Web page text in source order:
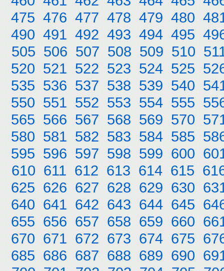
475 476 477 478 479 480
490 491 492 493 494 495
505 506 507 508 509 510
520 521 522 523 524 525
535 536 537 538 539 540
550 551 552 553 554 555
565 566 567 568 569 570
580 581 582 583 584 585
595 596 597 598 599 600
610 611 612 613 614 615
625 626 627 628 629 630
640 641 642 643 644 645
655 656 657 658 659 660
670 671 672 673 674 675
685 686 687 688 689 690